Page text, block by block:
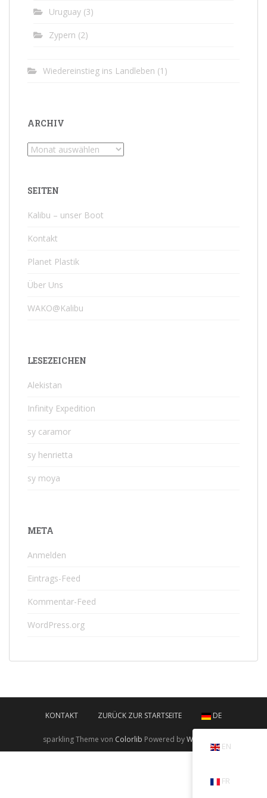
Uruguay (3)
Zypern (2)
Wiedereinstieg ins Landleben (1)
ARCHIV
Archiv
SEITEN
Kalibu – unser Boot
Kontakt
Planet Plastik
Über Uns
WAKO@Kalibu
LESEZEICHEN
Alekistan
Infinity Expedition
sy caramor
sy henrietta
sy moya
META
Anmelden
Eintrags-Feed
Kommentar-Feed
WordPress.org
KONTAKT ZURÜCK ZUR STARTSEITE DE
EN
FR
sparkling Theme von Colorlib Powered byWordPress